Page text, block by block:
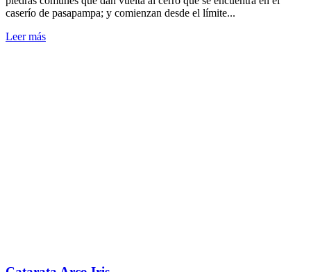
caserío de pasapampa; y comienzan desde el límite...
Leer más